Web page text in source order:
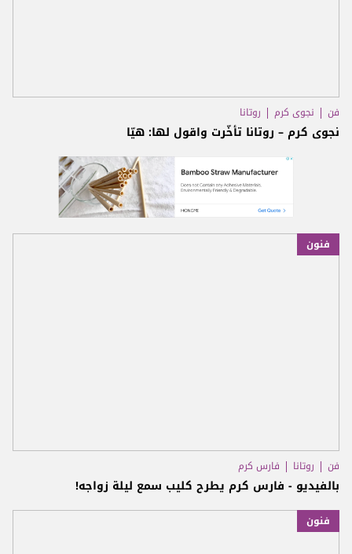
فن نجوى كرم روتانا
نجوى كرم – روتانا تأخّرت واقول لها: هيّا
فنون
فن روتانا فارس كرم
بالفيديو - فارس كرم يطرح كليب سمع ليلة زواجه!
فنون